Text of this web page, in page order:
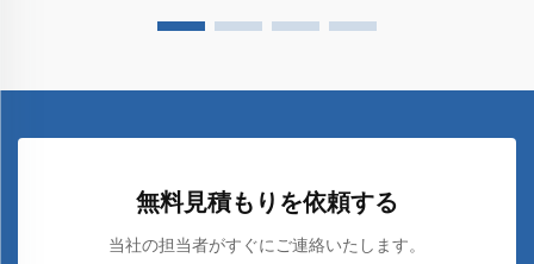
無料見積もりを依頼する
当社の担当者がすぐにご連絡いたします。